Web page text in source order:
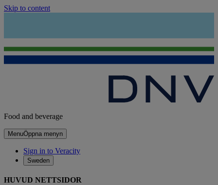
Skip to content
Food and beverage
MenuÖppna menyn
Sign in to Veracity
Sweden
HUVUD NETTSIDOR